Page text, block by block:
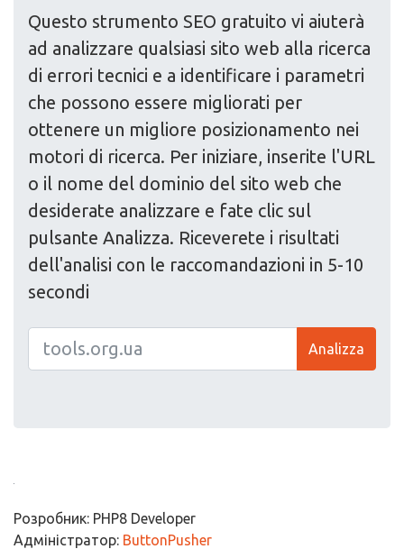
Questo strumento SEO gratuito vi aiuterà
ad analizzare qualsiasi sito web alla ricerca
di errori tecnici e a identificare i parametri
che possono essere migliorati per
ottenere un migliore posizionamento nei
motori di ricerca. Per iniziare, inserite l'URL
o il nome del dominio del sito web che
desiderate analizzare e fate clic sul
pulsante Analizza. Riceverete i risultati
dell'analisi con le raccomandazioni in 5-10
secondi
Analizza
Розробник: PHP8 Developer
Адміністратор: ButtonPusher